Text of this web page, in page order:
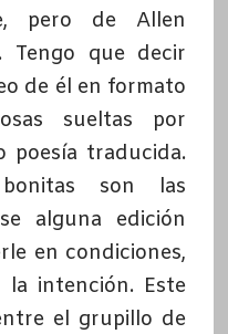
pero de Allen
Tengo que decir
de él en formato
sueltas por
poesía traducida.
son las
alguna edición
en condiciones,
intención. Este
el grupillo de